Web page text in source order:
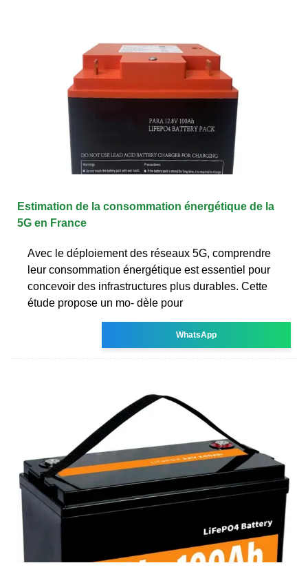
Estimation de la consommation énergétique de la
5G en France
Avec le déploiement des réseaux 5G, comprendre
leur consommation énergétique est essentiel pour
concevoir des infrastructures plus durables. Cette
étude propose un mo- dèle pour
WhatsApp